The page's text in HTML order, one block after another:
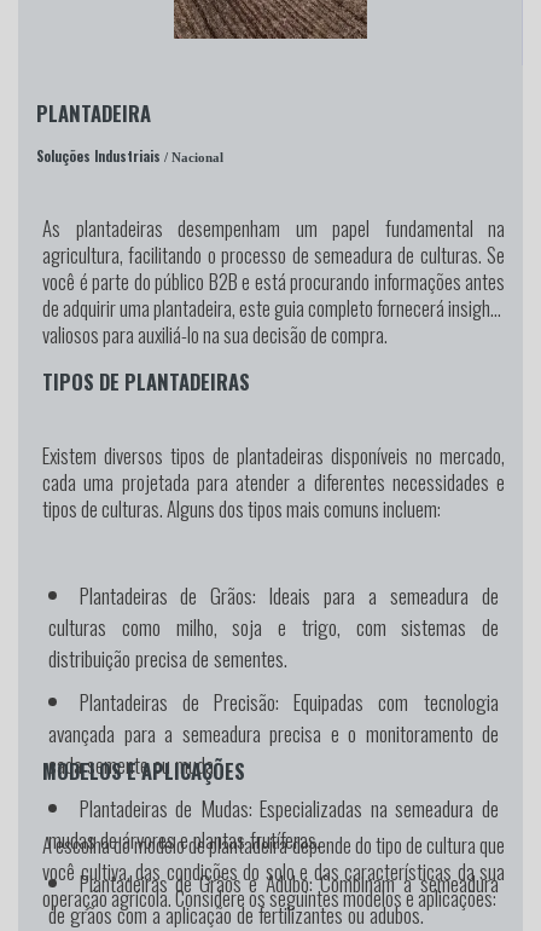
PLANTADEIRA
Soluções Industriais / Nacional
As plantadeiras desempenham um papel fundamental na
agricultura, facilitando o processo de semeadura de culturas. Se
você é parte do público B2B e está procurando informações antes
de adquirir uma plantadeira, este guia completo fornecerá insights
valiosos para auxiliá-lo na sua decisão de compra.
TIPOS DE PLANTADEIRAS
Existem diversos tipos de plantadeiras disponíveis no mercado,
cada uma projetada para atender a diferentes necessidades e
tipos de culturas. Alguns dos tipos mais comuns incluem:
Plantadeiras de Grãos: Ideais para a semeadura de
culturas como milho, soja e trigo, com sistemas de
distribuição precisa de sementes.
Plantadeiras de Precisão: Equipadas com tecnologia
avançada para a semeadura precisa e o monitoramento de
cada semente ou muda.
Plantadeiras de Mudas: Especializadas na semeadura de
mudas de árvores e plantas frutíferas.
Plantadeiras de Grãos e Adubo:Combinam a semeadura
de grãos com a aplicação de fertilizantes ou adubos.
MODELOS E APLICAÇÕES
A escolha do modelo de plantadeira depende do tipo de cultura que
você cultiva, das condições do solo e das características da sua
operação agrícola. Considere os seguintes modelos e aplicações: